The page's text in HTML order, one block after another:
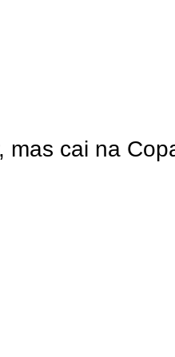
mas cai na